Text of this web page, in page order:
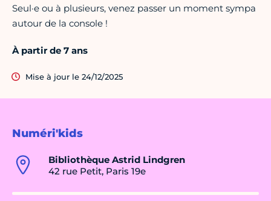
Numéri'kids
Bibliothèque Astrid Lindgren
42 rue Petit, Paris 19e
Seul·e ou à plusieurs, venez passer un moment sympa
autour de la console !
À partir de 7 ans
Mise à jour le 24/12/2025